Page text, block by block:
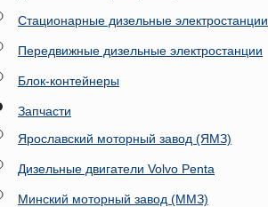
Стационарные дизельные электростанции
Передвижные дизельные электростанции
Блок-контейнеры
Запчасти
Ярославский моторный завод (ЯМЗ)
Дизельные двигатели Volvo Penta
Минский моторный завод (ММЗ)